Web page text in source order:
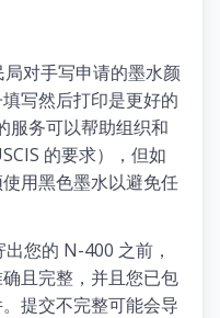
对手写申请的墨水颜
写然后打印是更好的
服务可以帮助组织和
的要求），但如
用黑色墨水以避免任
您的 N-400 之前，
且完整，并且您已包
提交不完整可能会导